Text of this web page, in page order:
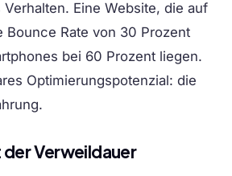
Eine Website, die auf
Bounce Rate von 30 Prozent
bei 60 Prozent liegen.
Optimierungspotenzial: die
Verweildauer